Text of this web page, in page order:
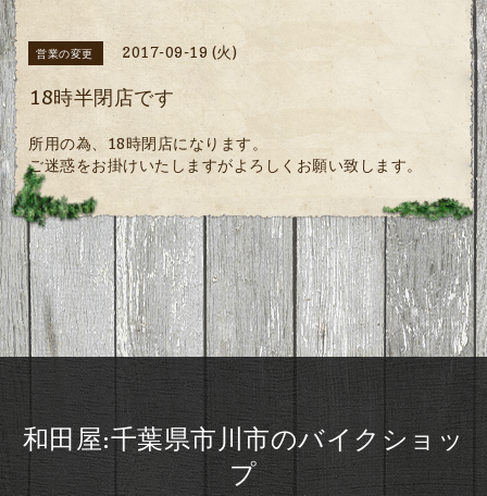
営業の変更 2017-09-19 (火)
18時半閉店です
所用の為、18時閉店になります。
ご迷惑をお掛けいたしますがよろしくお願い致します。
和田屋:千葉県市川市のバイクショッ
プ